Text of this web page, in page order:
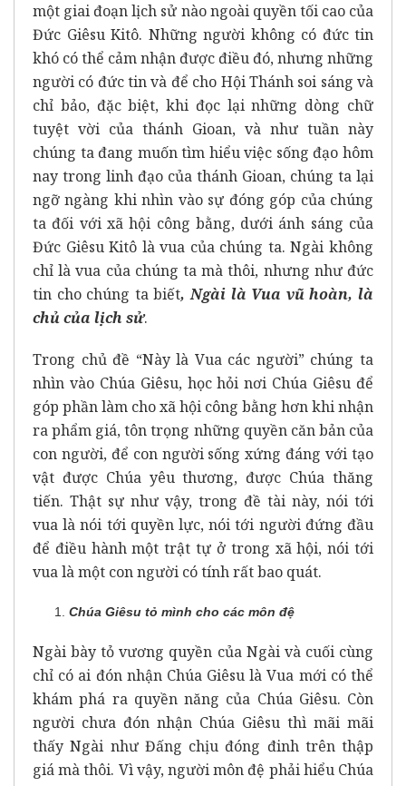
một giai đoạn lịch sử nào ngoài quyền tối cao của
Đức Giêsu Kitô. Những người không có đức tin
khó có thể cảm nhận được điều đó, nhưng những
người có đức tin và để cho Hội Thánh soi sáng và
chỉ bảo, đặc biệt, khi đọc lại những dòng chữ
tuyệt vời của thánh Gioan, và như tuần này
chúng ta đang muốn tìm hiểu việc sống đạo hôm
nay trong linh đạo của thánh Gioan, chúng ta lại
ngỡ ngàng khi nhìn vào sự đóng góp của chúng
ta đối với xã hội công bằng, dưới ánh sáng của
Đức Giêsu Kitô là vua của chúng ta. Ngài không
chỉ là vua của chúng ta mà thôi, nhưng như đức
tin cho chúng ta biết, Ngài là Vua vũ hoàn, là
chủ của lịch sử.
Trong chủ đề “Này là Vua các người” chúng ta
nhìn vào Chúa Giêsu, học hỏi nơi Chúa Giêsu để
góp phần làm cho xã hội công bằng hơn khi nhận
ra phẩm giá, tôn trọng những quyền căn bản của
con người, để con người sống xứng đáng với tạo
vật được Chúa yêu thương, được Chúa thăng
tiến. Thật sự như vậy, trong đề tài này, nói tới
vua là nói tới quyền lực, nói tới người đứng đầu
để điều hành một trật tự ở trong xã hội, nói tới
vua là một con người có tính rất bao quát.
Chúa Giêsu tỏ mình cho các môn đệ
Ngài bày tỏ vương quyền của Ngài và cuối cùng
chỉ có ai đón nhận Chúa Giêsu là Vua mới có thể
khám phá ra quyền năng của Chúa Giêsu. Còn
người chưa đón nhận Chúa Giêsu thì mãi mãi
thấy Ngài như Đấng chịu đóng đinh trên thập
giá mà thôi. Vì vậy, người môn đệ phải hiểu Chúa